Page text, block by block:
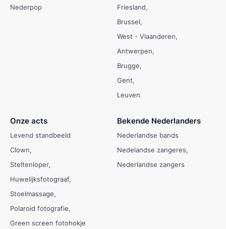
Nederpop
Friesland
Brussel
West - Vlaanderen
Antwerpen
Brugge
Gent
Leuven
Onze acts
Levend standbeeld
Clown
Steltenloper
Huwelijksfotograaf
Stoelmassage
Polaroid fotografie
Green screen fotohokje
Bekende Nederlanders
Nederlandse bands
Nedelandse zangeres
Nederlandse zangers